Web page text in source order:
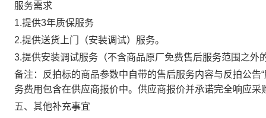
服务需求
1.提供3年质保服务
2.提供送货上门（安装调试）服务。
3.提供安装调试服务（不含商品原厂免费售后服务范围之外
备注：反拍标的商品参数中自带的售后服务内容与反拍公告
务费用包含在供应商报价中。供应商报价并承诺完全响应
五、其他补充事宜